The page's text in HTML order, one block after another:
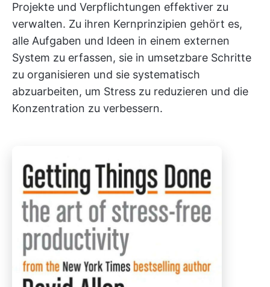
Projekte und Verpflichtungen effektiver zu
verwalten. Zu ihren Kernprinzipien gehört es,
alle Aufgaben und Ideen in einem externen
System zu erfassen, sie in umsetzbare Schritte
zu organisieren und sie systematisch
abzuarbeiten, um Stress zu reduzieren und die
Konzentration zu verbessern.